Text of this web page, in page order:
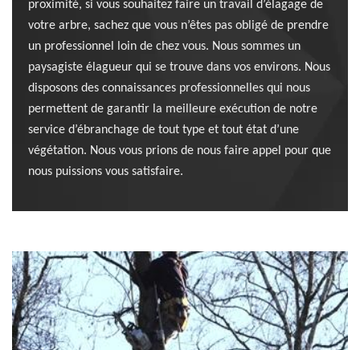
proximité, si vous souhaitez faire un travail d’élagage de
votre arbre, sachez que vous n’êtes pas obligé de prendre
un professionnel loin de chez vous. Nous sommes un
paysagiste élagueur qui se trouve dans vos environs. Nous
disposons des connaissances professionnelles qui nous
permettent de garantir la meilleure exécution de notre
service d’ébranchage de tout type et tout état d’une
végétation. Nous vous prions de nous faire appel pour que
nous puissions vous satisfaire.